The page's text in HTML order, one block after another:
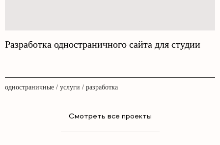
Разработка одностраничного сайта для студии
одностраничные / услуги / разработка
Смотреть все проекты